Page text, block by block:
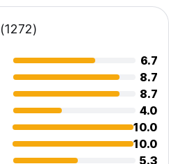
(1272)
6.7
8.7
8.7
4.0
10.0
10.0
5.3